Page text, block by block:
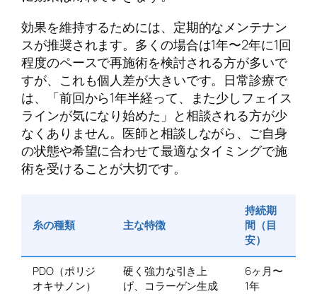
効果を維持するためには、定期的なメンテナン
スが推奨されます。多くの場合は1年〜2年に1回
程度のペースで再施術を検討される方が多いで
すが、これも個人差が大きいです。日常診療で
は、「前回から1年半経って、また少しフェイス
ラインが気になり始めた」と相談される方が少
なくありません。医師と相談しながら、ご自身
の状態や希望に合わせて最適なタイミングで施
術を受けることが大切です。
糸の種類 主な特徴
持続期
間（目
安）
PDO（ポリジ
オキサノン）
硬く強力な引き上
げ、コラーゲン生成
6ヶ月〜
1年